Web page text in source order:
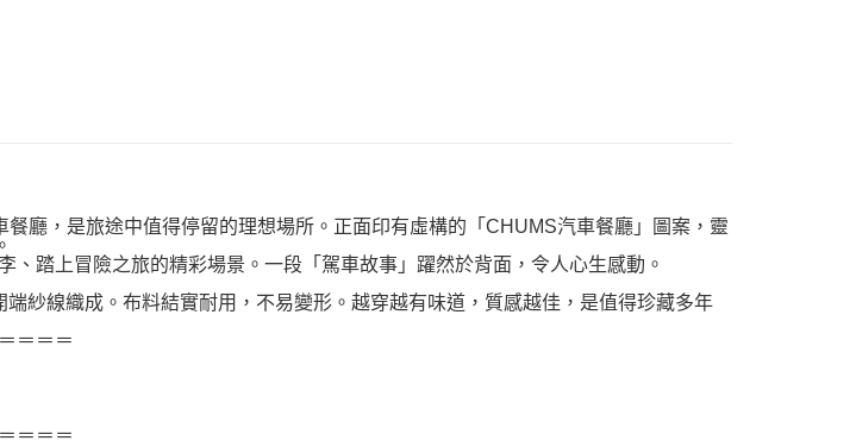
廳，是旅途中值得停留的理想場所。正面印有虛構的「CHUMS汽車餐廳」圖案，靈
、踏上冒險之旅的精彩場景。一段「駕車故事」躍然於背面，令人心生感動。
紗線織成。布料結實耐用，不易變形。越穿越有味道，質感越佳，是值得珍藏多年
＝＝＝
＝＝＝